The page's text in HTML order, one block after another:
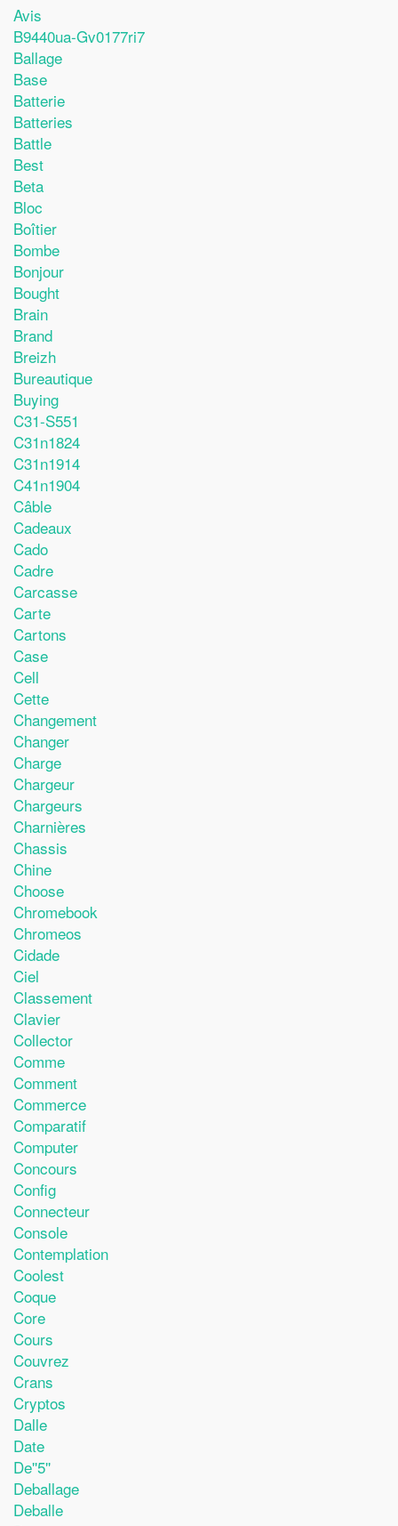
Avis
B9440ua-Gv0177ri7
Ballage
Base
Batterie
Batteries
Battle
Best
Beta
Bloc
Boîtier
Bombe
Bonjour
Bought
Brain
Brand
Breizh
Bureautique
Buying
C31-S551
C31n1824
C31n1914
C41n1904
Câble
Cadeaux
Cado
Cadre
Carcasse
Carte
Cartons
Case
Cell
Cette
Changement
Changer
Charge
Chargeur
Chargeurs
Charnières
Chassis
Chine
Choose
Chromebook
Chromeos
Cidade
Ciel
Classement
Clavier
Collector
Comme
Comment
Commerce
Comparatif
Computer
Concours
Config
Connecteur
Console
Contemplation
Coolest
Coque
Core
Cours
Couvrez
Crans
Cryptos
Dalle
Date
De''5''
Deballage
Deballe